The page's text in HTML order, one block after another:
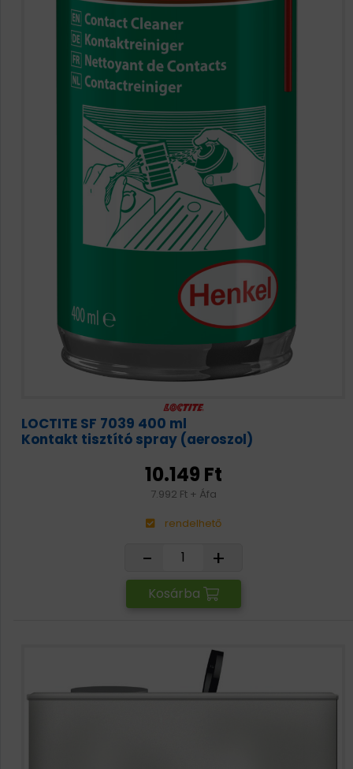
LOCTITE SF 7039 400 ml
Kontakt tisztító spray (aeroszol)
10.149 Ft
7.992 Ft + Áfa
rendelhető
- +
Kosárba